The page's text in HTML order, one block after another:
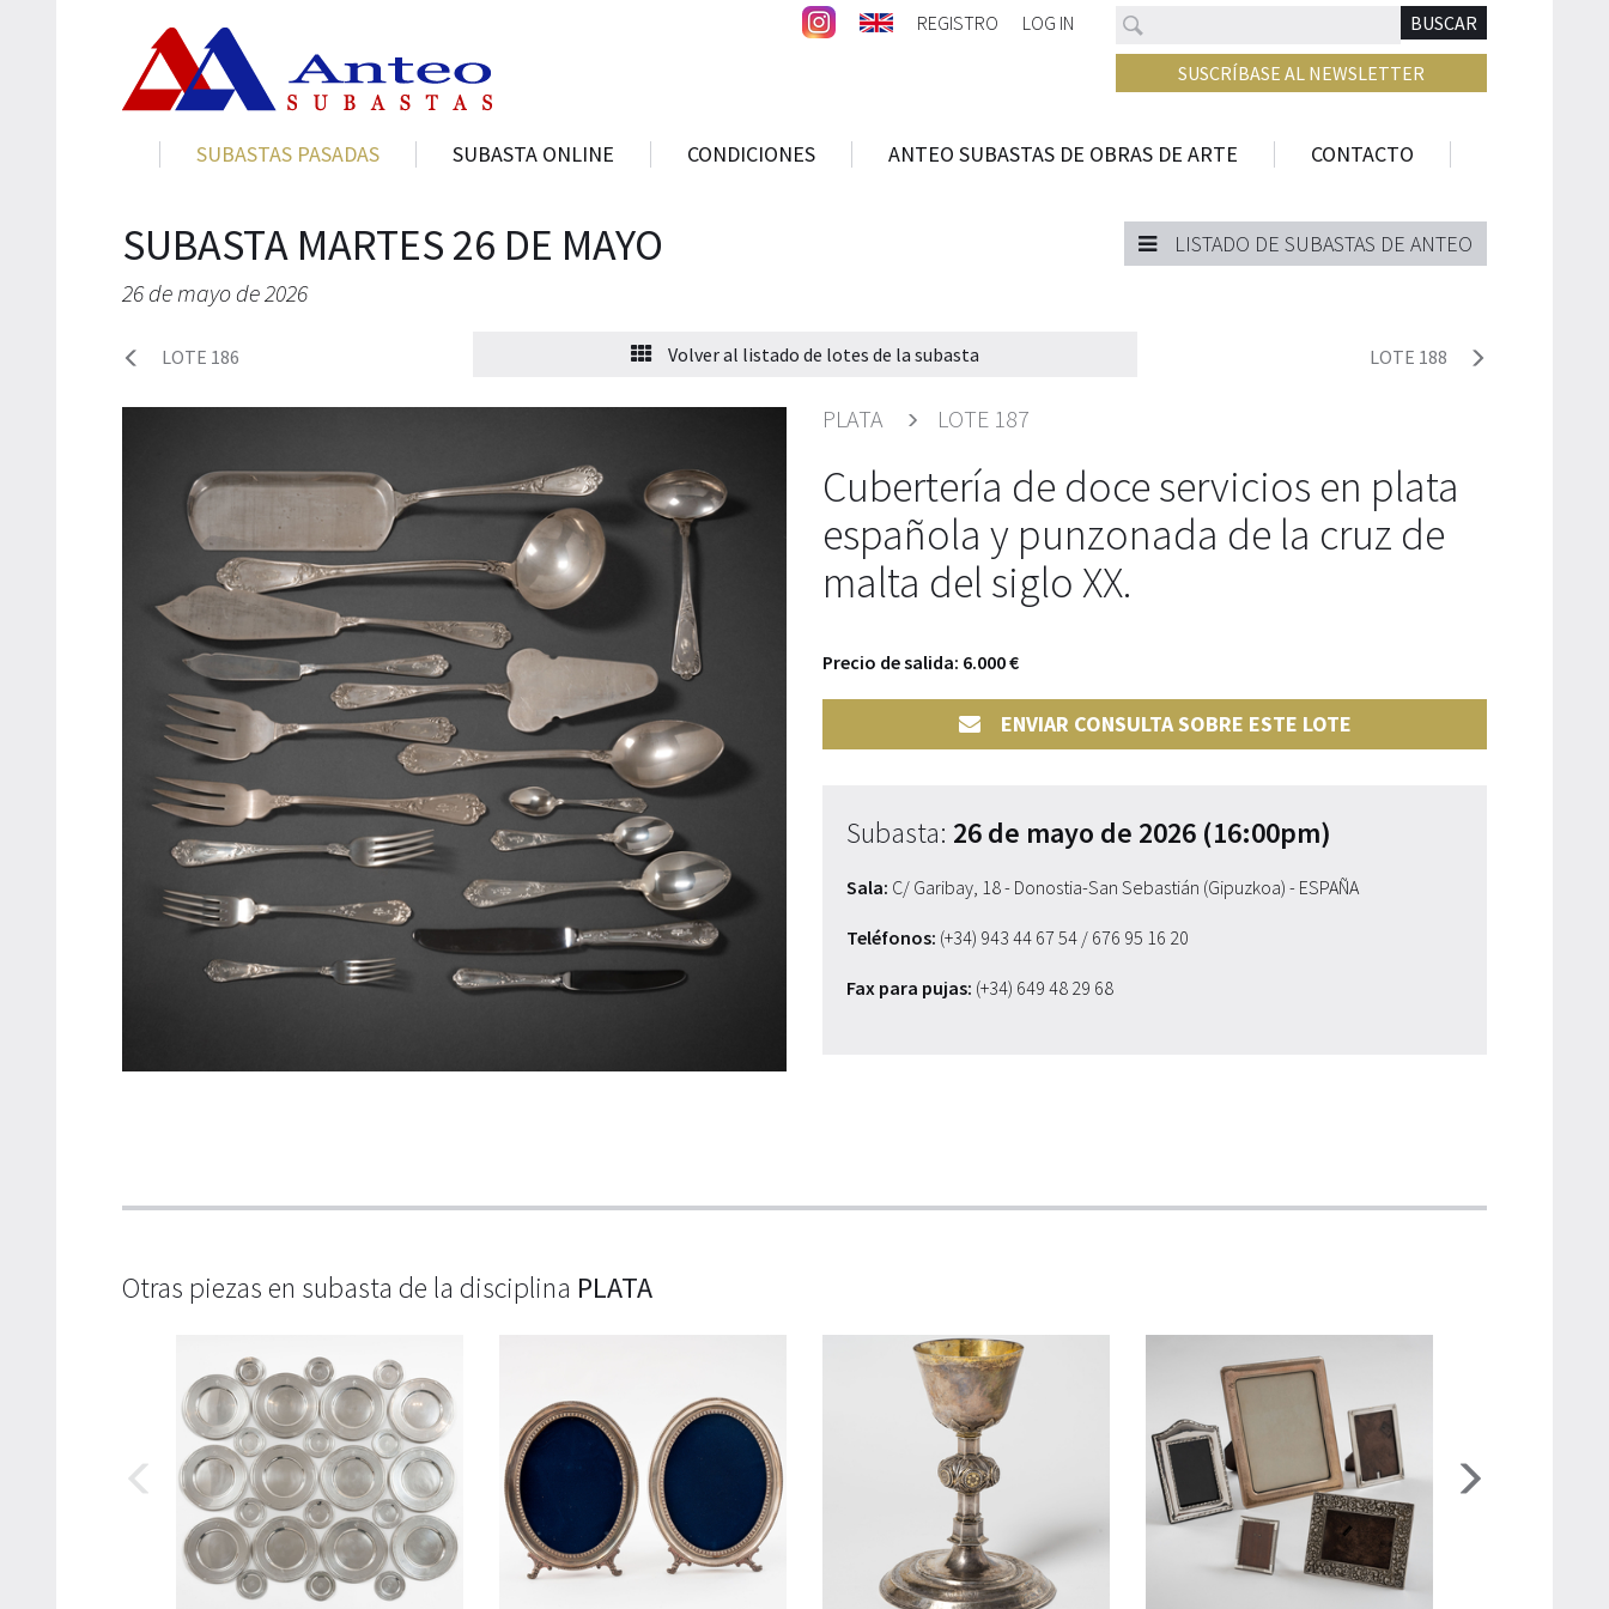
Buscar BUSCAR
REGISTRO LOG IN
SUSCRÍBASE AL NEWSLETTER
SUBASTAS PASADAS SUBASTA ONLINE CONDICIONES ANTEO SUBASTAS DE OBRAS DE ARTE CONTACTO
SUBASTA MARTES 26 DE MAYO
26 de mayo de 2026
LISTADO DE SUBASTAS DE ANTEO
LOTE 186 Volver al listado de lotes de la subasta LOTE 188
PLATA LOTE 187
Cubertería de doce servicios en plata
española y punzonada de la cruz de
malta del siglo XX.
Precio de salida: 6.000 €
ENVIAR CONSULTA SOBRE ESTE LOTE
Subasta: 26 de mayo de 2026 (16:00pm)
Sala: C/ Garibay, 18 - Donostia-San Sebastián (Gipuzkoa) - ESPAÑA
Teléfonos: (+34) 943 44 67 54 / 676 95 16 20
Fax para pujas: (+34) 649 48 29 68
Otras piezas en subasta de la disciplina PLATA